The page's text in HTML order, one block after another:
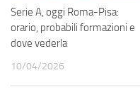
Serie A, oggi Roma-Pisa:
orario, probabili formazioni e
dove vederla
10/04/2026